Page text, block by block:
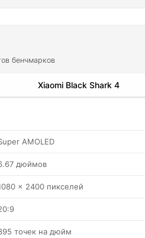
бенчмарков
Xiaomi Black Shark 4
AMOLED
дюймов
x 2400 пикселей
точек на дюйм